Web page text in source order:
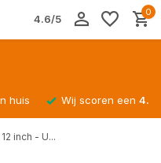
4.6/5
0
huis Wij scoren een
inch - U...